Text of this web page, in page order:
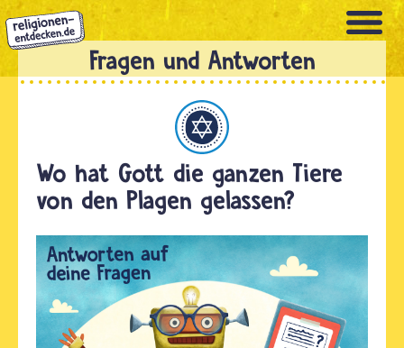
Direkt
zum
Inhalt
Wo hat Gott die ganzen Tiere
von den Plagen gelassen?